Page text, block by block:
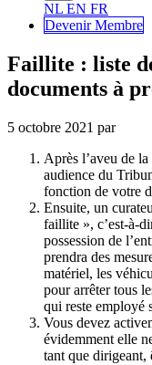
NL EN FR
Devenir Membre
Faillite : liste
documents à
5 octobre 2021 par
Après l’aveu de
audience du
fonction de votre
Ensuite, un
faillite », c’est-à-
possession de
prendra des
matériel, les
pour arrêter tous
qui reste employé
Vous devez
évidemment elle
tant que dirigeant,